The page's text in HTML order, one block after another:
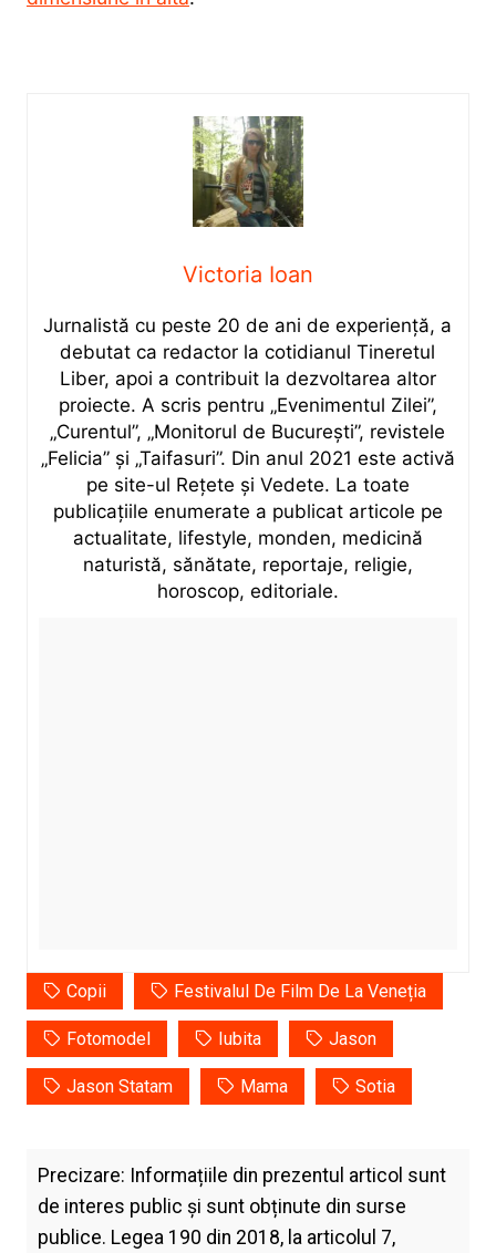
Victoria Ioan
Jurnalistă cu peste 20 de ani de experiență, a
debutat ca redactor la cotidianul Tineretul
Liber, apoi a contribuit la dezvoltarea altor
proiecte. A scris pentru „Evenimentul Zilei”,
„Curentul”, „Monitorul de București”, revistele
„Felicia” și „Taifasuri”. Din anul 2021 este activă
pe site-ul Rețete și Vedete. La toate
publicațiile enumerate a publicat articole pe
actualitate, lifestyle, monden, medicină
naturistă, sănătate, reportaje, religie,
horoscop, editoriale.
Copii Festivalul De Film De La Veneția
Fotomodel Iubita Jason
Jason Statam Mama Sotia
Precizare: Informațiile din prezentul articol sunt
de interes public și sunt obținute din surse
publice. Legea 190 din 2018, la articolul 7,